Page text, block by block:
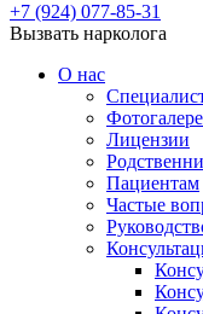
+7 (924) 077-85-31
Вызвать нарколога
О нас
Лицензии
Пациентам
Частые